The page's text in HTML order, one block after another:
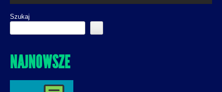
Szukaj
NAJNOWSZE